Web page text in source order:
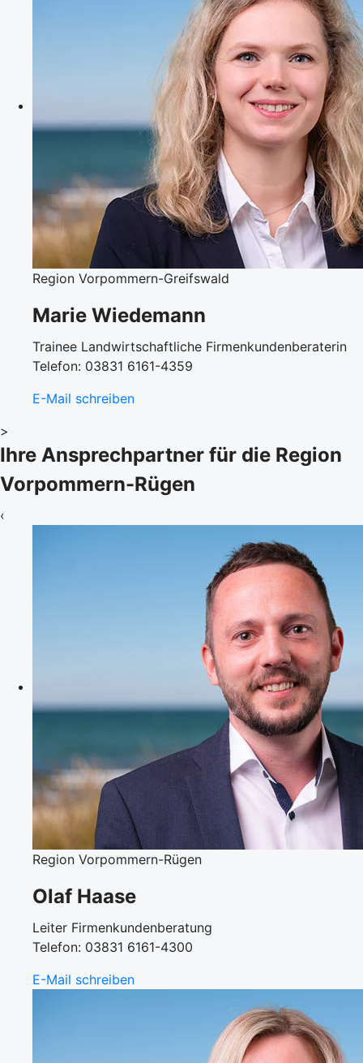
Region Vorpommern-Greifswald
Marie Wiedemann
Trainee Landwirtschaftliche Firmenkundenberaterin
Telefon: 03831 6161-4359
E-Mail schreiben
>
Ihre Ansprechpartner für die Region
Vorpommern-Rügen
‹
Region Vorpommern-Rügen
Olaf Haase
Leiter Firmenkundenberatung
Telefon: 03831 6161-4300
E-Mail schreiben